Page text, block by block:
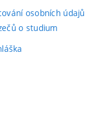
osobních údajů
o studium